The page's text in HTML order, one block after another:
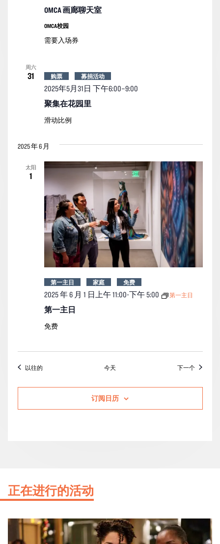
OMCA 画廊聊天室
OMCA校园
需要入场券
周六
31
聚集在花园里
2025年5月31日 下午6:00–9:00
购票 募捐活动
滑动比例
2025 年 6 月
太阳
1
第一主日
2025 年 6 月 1 日上午 11:00-下午 5:00 第一主日
第一主日 家庭 免费
免费
以往的活动 今天 下一个活动
订阅日历
正在进行的活动